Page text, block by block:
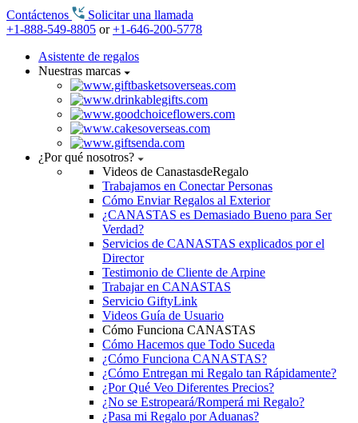
Contáctenos
Solicitar una llamada
+1-888-549-8805 or+1-646-200-5778
Asistente de regalos
Nuestras marcas
¿Por qué nosotros?
Videos de CanastasdeRegalo
Trabajamos en Conectar Personas
Cómo Enviar Regalos al Exterior
¿CANASTAS es Demasiado Bueno para Ser
Verdad?
Servicios de CANASTAS explicados por el
Director
Testimonio de Cliente de Arpine
Trabajar en CANASTAS
Servicio GiftyLink
Videos Guía de Usuario
Cómo Funciona CANASTAS
Cómo Hacemos que Todo Suceda
¿Cómo Funciona CANASTAS?
¿Cómo Entregan mi Regalo tan Rápidamente?
¿Por Qué Veo Diferentes Precios?
¿No se Estropeará/Romperá mi Regalo?
¿Pasa mi Regalo por Aduanas?